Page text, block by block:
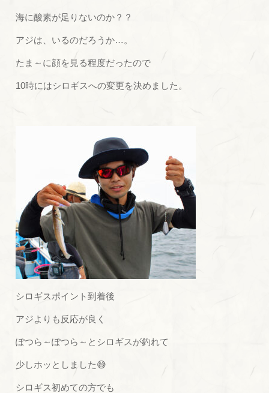
海に酸素が足りないのか？？
アジは、いるのだろうか…。
たま～に顔を見る程度だったので
10時にはシロギスへの変更を決めました。
シロギスポイント到着後
アジよりも反応が良く
ぽつら～ぽつら～とシロギスが釣れて
少しホッとしました😅
シロギス初めての方でも